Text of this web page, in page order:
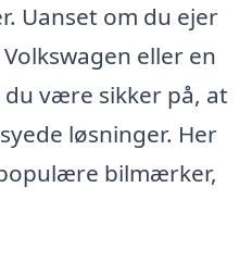
Uanset om du ejer
eller en
være sikker på, at
løsninger. Her
bilmærker,